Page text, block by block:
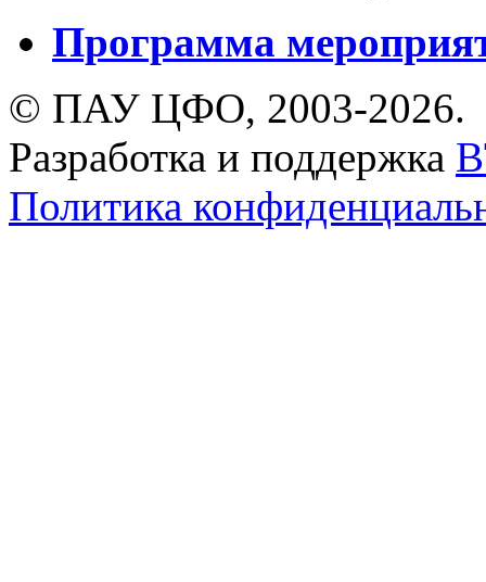
Программа
© ПАУ ЦФО, 2003-2026.
Разработка и поддержка
Политика